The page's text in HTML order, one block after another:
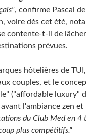
, confirme Pascal
voire dès cet été,
contente-t-il de
prévues.
hôtelières de
couples, et le
("affordable luxury"
l'ambiance zen
du Club Med en 4
plus compétitifs."